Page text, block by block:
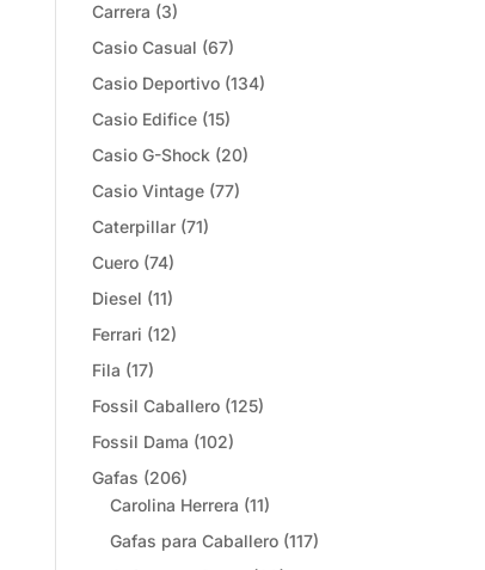
Carrera (3)
Casio Casual (67)
Casio Deportivo (134)
Casio Edifice (15)
Casio G-Shock (20)
Casio Vintage (77)
Caterpillar (71)
Cuero (74)
Diesel (11)
Ferrari (12)
Fila (17)
Fossil Caballero (125)
Fossil Dama (102)
Gafas (206)
Carolina Herrera (11)
Gafas para Caballero (117)